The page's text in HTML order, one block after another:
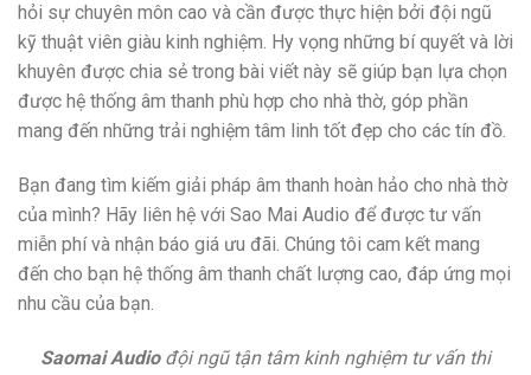
hỏi sự chuyên môn cao và cần được thực hiện bởi đội ngũ
kỹ thuật viên giàu kinh nghiệm. Hy vọng những bí quyết và lời
khuyên được chia sẻ trong bài viết này sẽ giúp bạn lựa chọn
được hệ thống âm thanh phù hợp cho nhà thờ, góp phần
mang đến những trải nghiệm tâm linh tốt đẹp cho các tín đồ.
Bạn đang tìm kiếm giải pháp âm thanh hoàn hảo cho nhà thờ
của mình? Hãy liên hệ với Sao Mai Audio để được tư vấn
miễn phí và nhận báo giá ưu đãi. Chúng tôi cam kết mang
đến cho bạn hệ thống âm thanh chất lượng cao, đáp ứng mọi
nhu cầu của bạn.
Saomai Audiođội ngũ tận tâm kinh nghiệm tư vấn thi